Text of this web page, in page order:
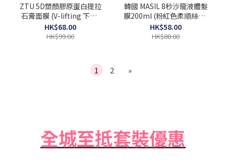
ZTU 5D塑顏膠原蛋白提拉
石膏面膜 (V-lifting 下巴)
一盒5片 [Exp 2026-06-12]
HK$68.00
HK$99.00
韓國 MASIL 8秒沙龍液體髮
膜200ml (粉紅色柔順絲滑)
Salon Hair Mask
HK$58.00
HK$88.00
1 2 »
全城至抵套裝優惠